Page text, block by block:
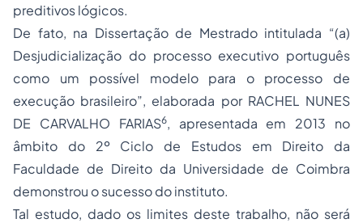
preditivos lógicos.
De fato, na Dissertação de Mestrado intitulada “(a)
Desjudicialização do processo executivo português
como um possível modelo para o processo de
execução brasileiro”, elaborada por RACHEL NUNES
DE CARVALHO FARIAS6, apresentada em 2013 no
âmbito do 2º Ciclo de Estudos em Direito da
Faculdade de Direito da Universidade de Coimbra
demonstrou o sucesso do instituto.
Tal estudo, dado os limites deste trabalho, não será